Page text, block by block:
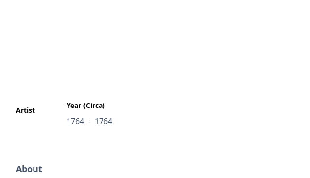
Artist
Year (Circa)
1764 - 1764
About